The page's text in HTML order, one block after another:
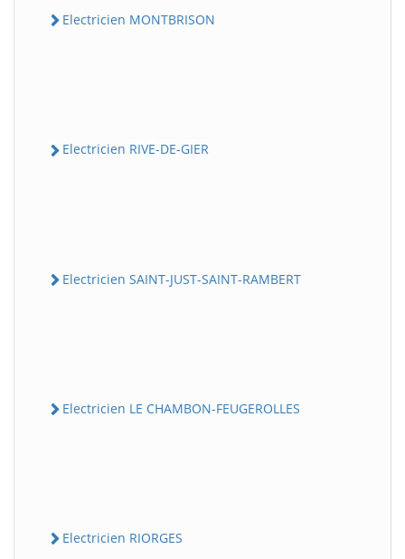
Electricien MONTBRISON
Electricien RIVE-DE-GIER
Electricien SAINT-JUST-SAINT-RAMBERT
Electricien LE CHAMBON-FEUGEROLLES
Electricien RIORGES